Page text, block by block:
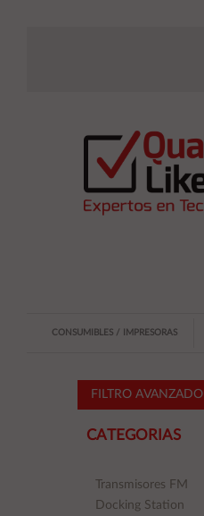
CONSUMIBLES / IMPRESORAS
FILTRO AVANZADO
CATEGORIAS
Transmisores FM
Docking Station